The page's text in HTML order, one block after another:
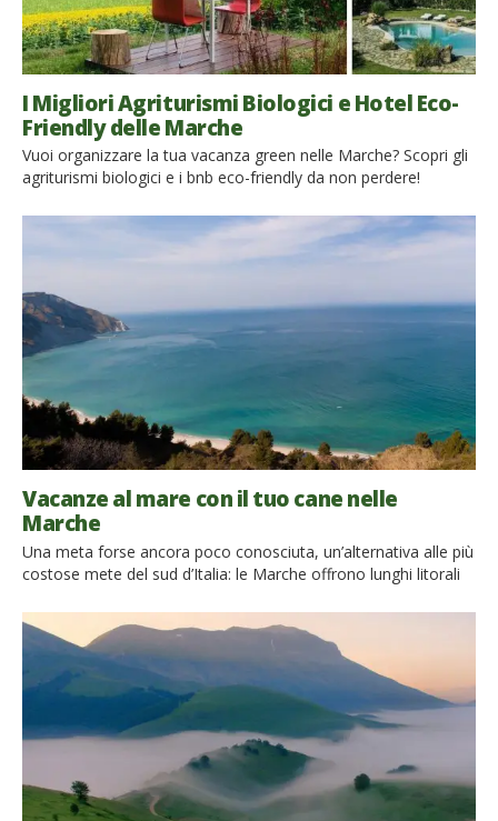
I Migliori Agriturismi Biologici e Hotel Eco-
Friendly delle Marche
Vuoi organizzare la tua vacanza green nelle Marche? Scopri gli
agriturismi biologici e i bnb eco-friendly da non perdere!
quando viaggiamo. Se cerchi una vacanza immersa nella
natura le Marche sono una destinazione ideale: in questa
a picco sul mare, paesaggi […]
Vacanze al mare con il tuo cane nelle
Marche
Una meta forse ancora poco conosciuta, un’alternativa alle più
costose mete del sud d’Italia: le Marche offrono lunghi litorali
si tuffano nelle acque azzurre, a due passi dai centri storici e
con le dolci colline come sfondo. E inoltre la regione
rappresenta la meta perfetta […]